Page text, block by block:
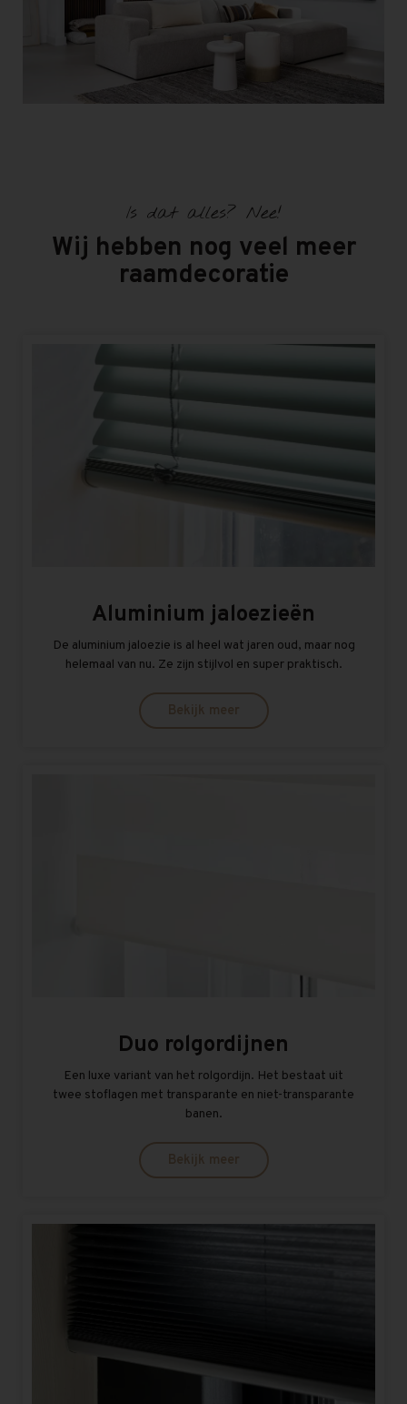
Is dat alles? Nee!
Wij hebben nog veel meer
raamdecoratie
Aluminium jaloezieën
De aluminium jaloezie is al heel wat jaren oud, maar nog
helemaal van nu. Ze zijn stijlvol en super praktisch.
Bekijk meer
Duo rolgordijnen
Een luxe variant van het rolgordijn. Het bestaat uit
twee stoflagen met transparante en niet-transparante
banen.
Bekijk meer